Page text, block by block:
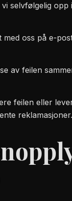
selvfølgelig
med oss på e-
av feilen
feilen eller
reklamasjoner.